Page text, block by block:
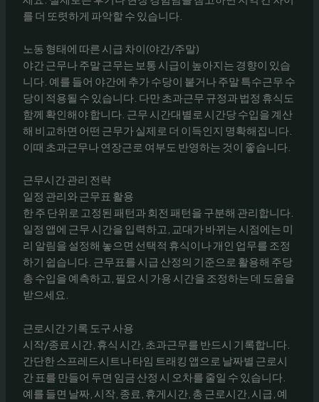
를 더 또렷하게 파악할 수 있습니다.
노동 형태에 따른 시급 차이(야간/주말)
야간 근무나 주말 근무는 보통 시급이 높아지는 경향이 있습
니다. 예를 들어 야간에 추가 수당이 붙거나 주말 특수근무 수
당이 적용될 수 있습니다. 다만 초과근무 규정과 법정 휴식도
함께 확인해야 합니다. 근무 시간대별로 시간당 수입을 계산
해 비교하면 어떤 근무가 실제로 더 이득인지 명확해집니다.
이때 초과근무나 연장근로 여부도 반영하는 것이 좋습니다.
근무시간 관리 전략
일정 관리와 근무표 활용
한 주 단위로 고정된 패턴과 회전 패턴을 구분해 관리합니다.
일정 앱에 근무 시간을 입력하고, 교대가 바뀌는 시점에는 미
리 알림을 설정해 놓으면 선택적 휴식이나 개인 업무를 조정
하기 쉽습니다. 근무표를 시급 산정의 기준으로 활용해 주당
총 수입을 예측하고, 필요 시 가용 시간을 조정하는 데 도움을
받으세요.
근로시간 기록 도구 사용
시작/종료 시간, 휴식 시간, 초과근무를 반드시 기록합니다.
간단한 스프레드시트나 타임 트래킹 앱으로 날짜별 근로시
간 표를 만들어 두면 임금 산정 시 오차를 줄일 수 있습니다.
예를 들면 날짜, 시작, 종료, 휴게시간, 총 근로시간, 시급, 예